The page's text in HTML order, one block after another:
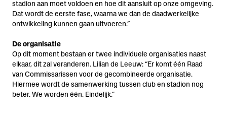
stadion aan moet voldoen en hoe dit aansluit op onze omgeving.
Dat wordt de eerste fase, waarna we dan de daadwerkelijke
ontwikkeling kunnen gaan uitvoeren.”
De organisatie
Op dit moment bestaan er twee individuele organisaties naast
elkaar, dit zal veranderen. Lilian de Leeuw: “Er komt één Raad
van Commissarissen voor de gecombineerde organisatie.
Hiermee wordt de samenwerking tussen club en stadion nog
beter. We worden één. Eindelijk.”